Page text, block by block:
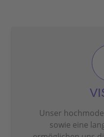
Unser
sowie eine